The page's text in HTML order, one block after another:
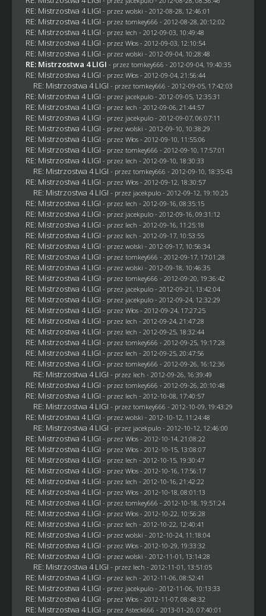
RE: Mistrzostwa 4 LIGI - przez wolski - 2012-08-28, 12:46:01
RE: Mistrzostwa 4 LIGI - przez tomkey666 - 2012-08-28, 20:12:02
RE: Mistrzostwa 4 LIGI - przez lech - 2012-09-03, 10:49:48
RE: Mistrzostwa 4 LIGI - przez Włos- 2012-09-03, 12:10:54
RE: Mistrzostwa 4 LIGI - przez wolski - 2012-09-04, 10:28:48
RE: Mistrzostwa 4 LIGI - przez tomkey666 - 2012-09-04, 19:40:35
RE: Mistrzostwa 4 LIGI - przez Włos- 2012-09-04, 21:56:44
RE: Mistrzostwa 4 LIGI - przez tomkey666 - 2012-09-05, 17:42:03
RE: Mistrzostwa 4 LIGI - przez jacekpulo- 2012-09-05, 12:35:31
RE: Mistrzostwa 4 LIGI - przez lech - 2012-09-06, 21:44:57
RE: Mistrzostwa 4 LIGI - przez jacekpulo- 2012-09-07, 06:07:11
RE: Mistrzostwa 4 LIGI - przez wolski - 2012-09-10, 10:38:29
RE: Mistrzostwa 4 LIGI - przez Włos- 2012-09-10, 11:55:06
RE: Mistrzostwa 4 LIGI - przez tomkey666 - 2012-09-10, 17:57:01
RE: Mistrzostwa 4 LIGI - przez lech - 2012-09-10, 18:30:33
RE: Mistrzostwa 4 LIGI - przez tomkey666 - 2012-09-10, 18:35:43
RE: Mistrzostwa 4 LIGI - przez Włos- 2012-09-12, 18:30:57
RE: Mistrzostwa 4 LIGI - przez jacekpulo- 2012-09-12, 19:10:25
RE: Mistrzostwa 4 LIGI - przez lech - 2012-09-16, 08:35:15
RE: Mistrzostwa 4 LIGI - przez jacekpulo- 2012-09-16, 09:31:12
RE: Mistrzostwa 4 LIGI - przez lech - 2012-09-16, 11:25:18
RE: Mistrzostwa 4 LIGI - przez lech - 2012-09-17, 10:53:55
RE: Mistrzostwa 4 LIGI - przez wolski - 2012-09-17, 10:56:34
RE: Mistrzostwa 4 LIGI - przez tomkey666 - 2012-09-17, 17:01:28
RE: Mistrzostwa 4 LIGI - przez wolski - 2012-09-18, 10:46:35
RE: Mistrzostwa 4 LIGI - przez tomkey666 - 2012-09-20, 19:36:42
RE: Mistrzostwa 4 LIGI - przez jacekpulo- 2012-09-21, 13:42:04
RE: Mistrzostwa 4 LIGI - przez jacekpulo- 2012-09-24, 12:32:29
RE: Mistrzostwa 4 LIGI - przez Włos- 2012-09-24, 17:27:25
RE: Mistrzostwa 4 LIGI - przez lech - 2012-09-24, 21:47:28
RE: Mistrzostwa 4 LIGI - przez lech - 2012-09-25, 18:32:44
RE: Mistrzostwa 4 LIGI - przez tomkey666 - 2012-09-25, 19:17:28
RE: Mistrzostwa 4 LIGI - przez lech - 2012-09-25, 20:47:56
RE: Mistrzostwa 4 LIGI - przez tomkey666 - 2012-09-26, 16:12:36
RE: Mistrzostwa 4 LIGI - przez lech - 2012-09-26, 16:39:49
RE: Mistrzostwa 4 LIGI - przez tomkey666 - 2012-09-26, 20:10:48
RE: Mistrzostwa 4 LIGI - przez lech - 2012-10-08, 17:40:57
RE: Mistrzostwa 4 LIGI - przez tomkey666 - 2012-10-09, 19:43:29
RE: Mistrzostwa 4 LIGI - przez wolski - 2012-10-12, 11:24:48
RE: Mistrzostwa 4 LIGI - przez jacekpulo- 2012-10-12, 12:46:00
RE: Mistrzostwa 4 LIGI - przez Włos- 2012-10-14, 21:08:22
RE: Mistrzostwa 4 LIGI - przez Włos- 2012-10-15, 13:08:07
RE: Mistrzostwa 4 LIGI - przez lech - 2012-10-15, 19:30:47
RE: Mistrzostwa 4 LIGI - przez Włos- 2012-10-16, 17:56:17
RE: Mistrzostwa 4 LIGI - przez lech - 2012-10-16, 21:42:22
RE: Mistrzostwa 4 LIGI - przez Włos- 2012-10-18, 08:01:13
RE: Mistrzostwa 4 LIGI - przez tomkey666 - 2012-10-18, 19:51:24
RE: Mistrzostwa 4 LIGI - przez Włos- 2012-10-22, 10:56:28
RE: Mistrzostwa 4 LIGI - przez lech - 2012-10-22, 12:40:41
RE: Mistrzostwa 4 LIGI - przez wolski - 2012-10-24, 11:18:04
RE: Mistrzostwa 4 LIGI - przez Włos- 2012-10-29, 19:33:32
RE: Mistrzostwa 4 LIGI - przez wolski - 2012-11-01, 13:14:28
RE: Mistrzostwa 4 LIGI - przez lech - 2012-11-01, 13:51:05
RE: Mistrzostwa 4 LIGI - przez lech - 2012-11-06, 08:52:41
RE: Mistrzostwa 4 LIGI - przez jacekpulo- 2012-11-06, 10:13:33
RE: Mistrzostwa 4 LIGI - przez Włos- 2012-11-07, 08:48:32
RE: Mistrzostwa 4 LIGI - przez Asteck666 - 2013-01-20, 07:40:01